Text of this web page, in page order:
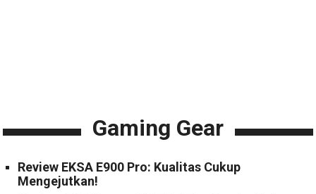
Gaming Gear
Review EKSA E900 Pro: Kualitas Cukup
Mengejutkan!